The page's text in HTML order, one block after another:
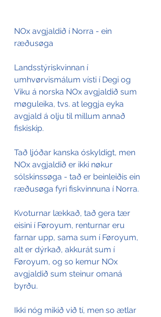
NOx avgjaldið í Norra - ein
ræðusøga
Landsstýriskvinnan í
umhvørvismálum vísti í Degi og
Viku á norska NOx avgjaldið sum
møguleika, tvs. at leggja eyka
avgjald á olju til millum annað
fiskiskip.
Tað ljóðar kanska óskyldigt, men
NOx avgjaldið er ikki nøkur
sólskinssøga - tað er beinleiðis ein
ræðusøga fyri fiskvinnuna í Norra.
Kvoturnar lækkað, tað gera tær
eisini í Føroyum, renturnar eru
farnar upp, sama sum í Føroyum,
alt er dýrkað, akkurát sum í
Føroyum, og so kemur NOx
avgjaldið sum steinur omaná
byrðu.
Ikki nóg mikið við tí, men so ætlar